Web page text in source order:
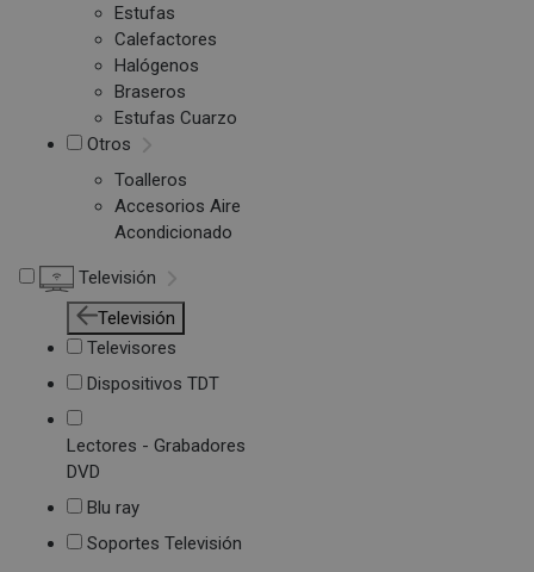
Estufas
Calefactores
Halógenos
Braseros
Estufas Cuarzo
Otros
Toalleros
Accesorios Aire
Acondicionado
Televisión
Televisión
Televisores
Dispositivos TDT
Lectores - Grabadores
DVD
Blu ray
Soportes Televisión